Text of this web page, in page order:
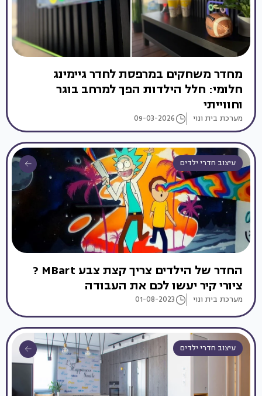
מחדר משחקים במרפסת לחדר גיימינג
חלומי: חלל הילדות הפך למרחב בוגר
וחווייתי
מערכת בית ונוי 09-03-2026
עיצוב חדרי ילדים
החדר של הילדים צריך קצת צבע MBart ?
ציורי קיר יעשו לכם את העבודה
מערכת בית ונוי 01-08-2023
עיצוב חדרי ילדים